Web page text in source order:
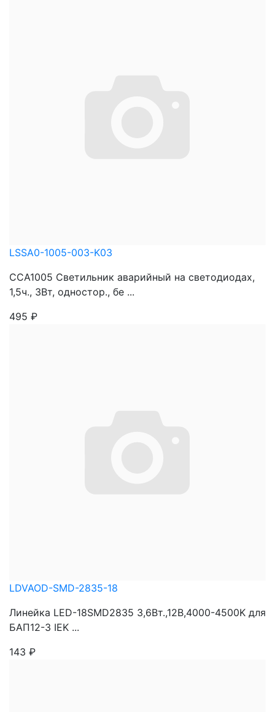
LSSA0-1005-003-K03
ССА1005 Светильник аварийный на светодиодах,
1,5ч., 3Вт, одностор., бе ...
495 ₽
LDVAOD-SMD-2835-18
Линейка LED-18SMD2835 3,6Вт.,12В,4000-4500K для
БАП12-3 IEK ...
143 ₽